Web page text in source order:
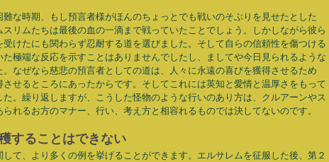
な時期、もし預言者様がほんのちょっとでも戦いのそぶりを見せたとした
リムたちは最後の血の一滴まで戦っていたことでしょう。しかしながら彼ら
けたにも関わらず忍耐する道を選びました。そして自らの信頼性を傷つける
極端な反応を示すことはありませんでしたし、ましてや今日見られるような
なぜなら慈悲の預言者としての道は、人々に永遠の喜びを獲得させるため
せるところにあったからです。そしてこれには英知と愛情と温厚さをもって
。繰り返しますが、こうした怪物のような行いのあり方は、クルアーンやス
れるお方のマナー、行い、考え方と相容れるものでは決してないのです。
することはできない
て、より多くの例を挙げることができます。エルサレムを征服した後、第２